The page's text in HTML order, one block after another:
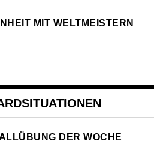
MIT WELTMEISTERN
DER WOCHE (